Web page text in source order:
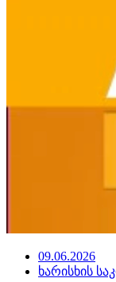
09.06.2026
ხარისხის